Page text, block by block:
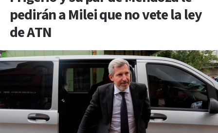
pedirán a Milei que no vete la ley
de ATN